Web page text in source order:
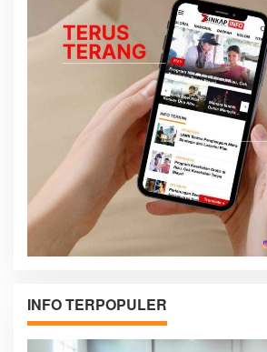
INFO TERPOPULER